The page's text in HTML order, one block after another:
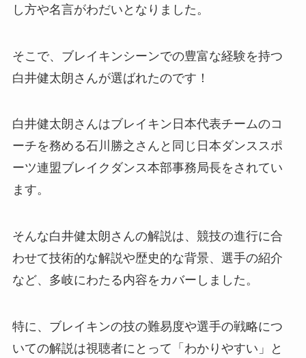
し方や名言がわだいとなりました。
そこで、ブレイキンシーンでの豊富な経験を持つ
白井健太朗さんが選ばれたのです！
白井健太朗さんはブレイキン日本代表チームのコ
ーチを務める石川勝之さんと同じ日本ダンススポ
ーツ連盟ブレイクダンス本部事務局長をされてい
ます。
そんな白井健太朗さんの解説は、競技の進行に合
わせて技術的な解説や歴史的な背景、選手の紹介
など、多岐にわたる内容をカバーしました。
特に、ブレイキンの技の難易度や選手の戦略につ
いての解説は視聴者にとって「わかりやすい」と